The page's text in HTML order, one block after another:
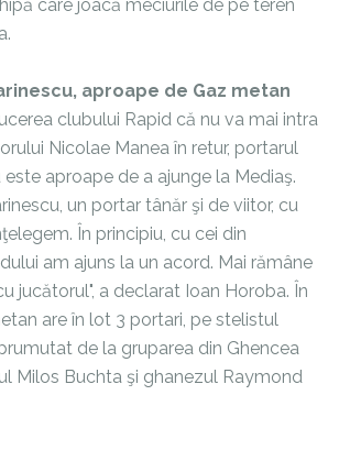
care joacă meciurile de pe teren
aproape de Gaz metan
clubului Rapid că nu va mai intra
Nicolae Manea în retur, portarul
aproape de a ajunge la Mediaş.
un portar tânăr şi de viitor, cu
În principiu, cu cei din
am ajuns la un acord. Mai rămâne
jucătorul", a declarat Ioan Horoba. În
are în lot 3 portari, pe stelistul
de la gruparea din Ghencea
Milos Buchta şi ghanezul Raymond